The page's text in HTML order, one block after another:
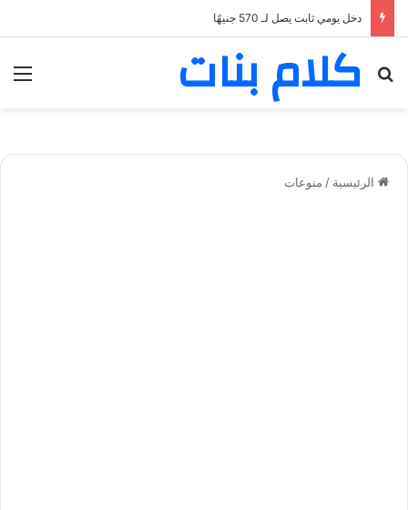
دخل يومي ثابت يصل لـ 570 جنيهًا
كلام بنات
بحث عن
الرئيسية / منوعات